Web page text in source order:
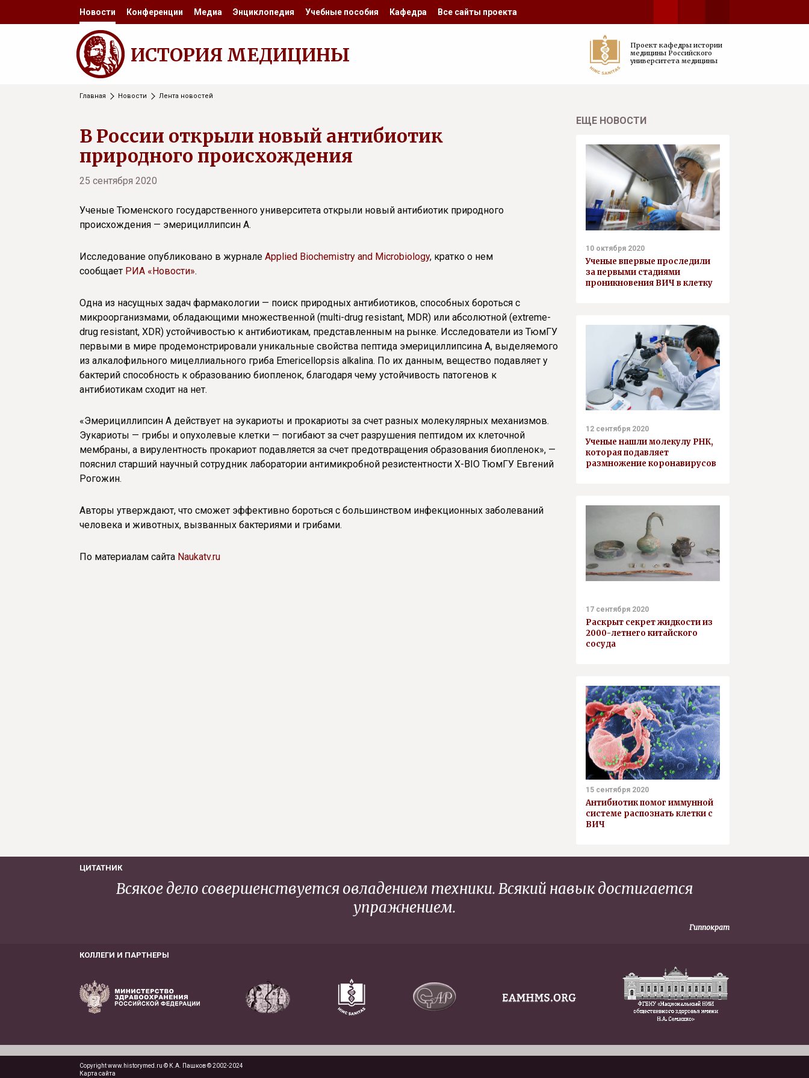
Новости Конференции Медиа Энциклопедия Учебные пособия Кафедра Все сайты проекта
ИСТОРИЯ МЕДИЦИНЫ
Проект кафедры истории
медицины Российского
университета медицины
Главная Новости Лента новостей
В России открыли новый антибиотик
природного происхождения
25 сентября 2020
Ученые Тюменского государственного университета открыли новый антибиотик природного
происхождения — эмерициллипсин А.
Исследование опубликовано в журнале Applied Biochemistry and Microbiology, кратко о нем
сообщает РИА «Новости».
Одна из насущных задач фармакологии — поиск природных антибиотиков, способных бороться с
микроорганизмами, обладающими множественной (multi-drug resistant, MDR) или абсолютной (extreme-
drug resistant, XDR) устойчивостью к антибиотикам, представленным на рынке. Исследователи из ТюмГУ
первыми в мире продемонстрировали уникальные свойства пептида эмерициллипсина А, выделяемого
из алкалофильного мицеллиального гриба Emericellopsis alkalina. По их данным, вещество подавляет у
бактерий способность к образованию биопленок, благодаря чему устойчивость патогенов к
антибиотикам сходит на нет.
«Эмерициллипсин А действует на эукариоты и прокариоты за счет разных молекулярных механизмов.
Эукариоты — грибы и опухолевые клетки — погибают за счет разрушения пептидом их клеточной
мембраны, а вирулентность прокариот подавляется за счет предотвращения образования биопленок», —
пояснил старший научный сотрудник лаборатории антимикробной резистентности X-BIO ТюмГУ Евгений
Рогожин.
Авторы утверждают, что сможет эффективно бороться с большинством инфекционных заболеваний
человека и животных, вызванных бактериями и грибами.
По материалам сайта Naukatv.ru
ЕЩЕ НОВОСТИ
10 октября 2020
Ученые впервые проследили
за первыми стадиями
проникновения ВИЧ в клетку
12 сентября 2020
Ученые нашли молекулу РНК,
которая подавляет
размножение коронавирусов
17 сентября 2020
Раскрыт секрет жидкости из
2000-летнего китайского
сосуда
15 сентября 2020
Антибиотик помог иммунной
системе распознать клетки с
ВИЧ
ЦИТАТНИК
Всякое дело совершенствуется овладением техники. Всякий навык достигается
упражнением.
Гиппократ
КОЛЛЕГИ И ПАРТНЕРЫ
Copyright www.historymed.ru © К.А. Пашков © 2002-2024
Карта сайта